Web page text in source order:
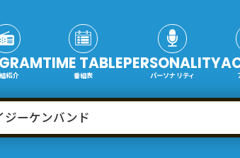
ーケンバンド
紹介
TIME TABLE
番組表
PERSONALITY
パーソナリティ